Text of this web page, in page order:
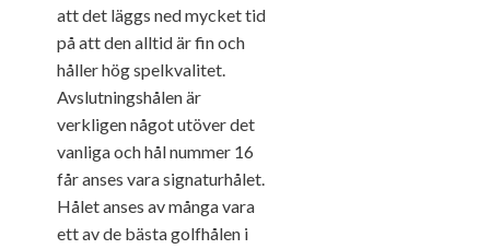
att det läggs ned mycket tid
på att den alltid är fin och
håller hög spelkvalitet.
Avslutningshålen är
verkligen något utöver det
vanliga och hål nummer 16
får anses vara signaturhålet.
Hålet anses av många vara
ett av de bästa golfhålen i